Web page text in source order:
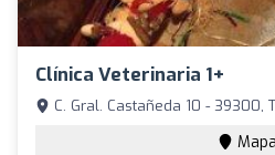
Clínica Veterinaria 1+
C. Gral. Castañeda 10 - 39300,
Mapa